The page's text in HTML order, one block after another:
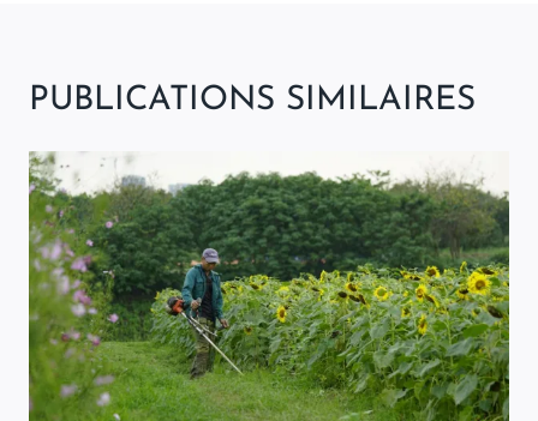
PUBLICATIONS SIMILAIRES